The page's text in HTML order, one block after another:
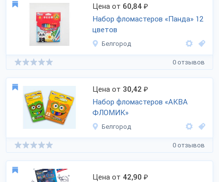
Цена от 60,84 ₽
Набор фломастеров «Панда» 12
цветов
Белгород
0 отзывов
Цена от 30,42 ₽
Набор фломастеров «АКВА
ФЛОМИК»
Белгород
0 отзывов
Цена от 42,90 ₽